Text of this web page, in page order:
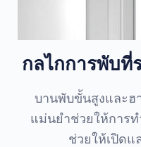
กลไกการพับที่
บานพับขั้นสูงและฮ
แม่นยำช่วยให้การท
ช่วยให้เปิดแ